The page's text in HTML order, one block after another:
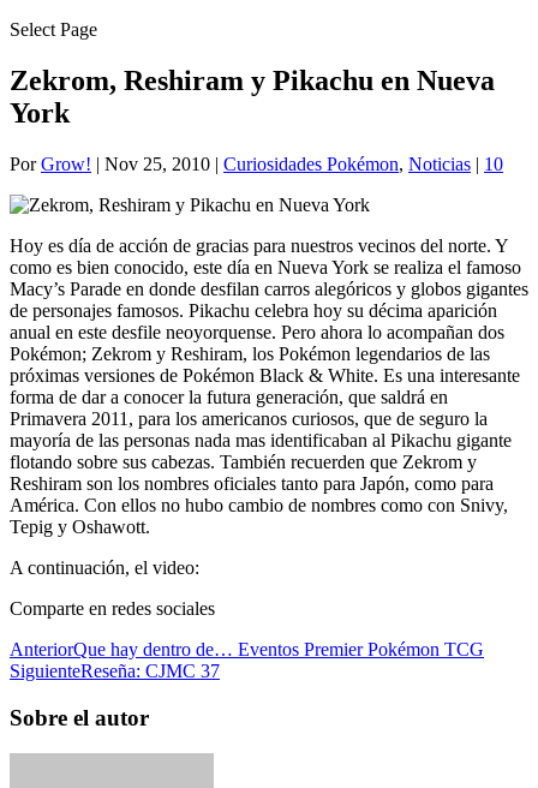
Select Page
Zekrom, Reshiram y Pikachu en Nueva
York
PorGrow! | Nov 25, 2010 | Curiosidades Pokémon, Noticias | 10
Hoy es día de acción de gracias para nuestros vecinos del norte. Y
como es bien conocido, este día en Nueva York se realiza el famoso
Macy’s Parade en donde desfilan carros alegóricos y globos gigantes
de personajes famosos. Pikachu celebra hoy su décima aparición
anual en este desfile neoyorquense. Pero ahora lo acompañan dos
Pokémon; Zekrom y Reshiram, los Pokémon legendarios de las
próximas versiones de Pokémon Black & White. Es una interesante
forma de dar a conocer la futura generación, que saldrá en
Primavera 2011, para los americanos curiosos, que de seguro la
mayoría de las personas nada mas identificaban al Pikachu gigante
flotando sobre sus cabezas. También recuerden que Zekrom y
Reshiram son los nombres oficiales tanto para Japón, como para
América. Con ellos no hubo cambio de nombres como con Snivy,
Tepig y Oshawott.
A continuación, el video:
Comparte en redes sociales
AnteriorQue hay dentro de… Eventos Premier Pokémon TCG
SiguienteReseña: CJMC 37
Sobre el autor